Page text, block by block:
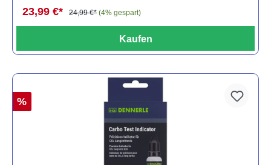
23,99 €* 24,99 €* (4% gespart)
Kaufen
%